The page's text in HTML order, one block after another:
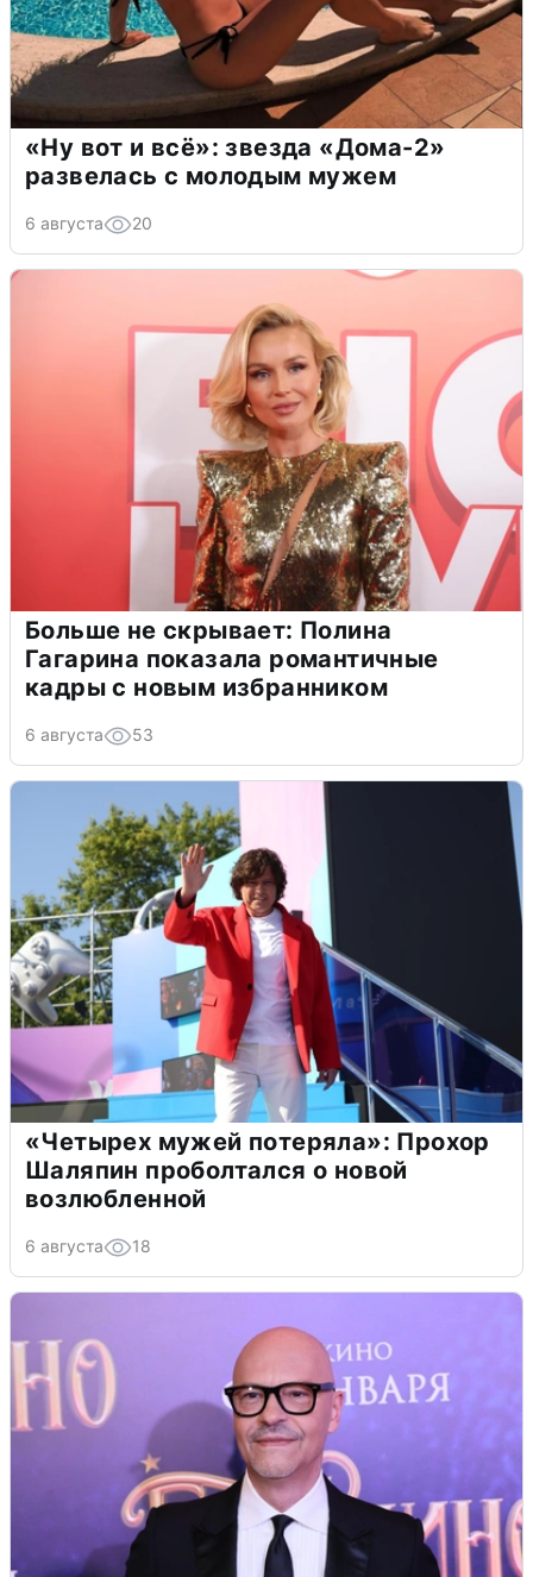
«Ну вот и всё»: звезда «Дома-2»
развелась с молодым мужем
6 августа 20
Больше не скрывает: Полина
Гагарина показала романтичные
кадры с новым избранником
6 августа 53
«Четырех мужей потеряла»: Прохор
Шаляпин проболтался о новой
возлюбленной
6 августа 18